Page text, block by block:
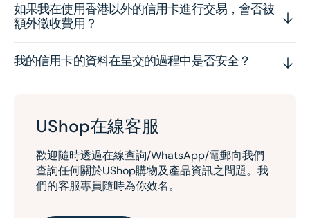
如果我在使用香港以外的信用卡進行交易，會否被
額外徵收費用？
我的信用卡的資料在呈交的過程中是否安全？
UShop在線客服
歡迎隨時透過在線查詢/WhatsApp/電郵向我們
查詢任何關於UShop購物及產品資訊之問題。我
們的客服專員隨時為你效名。